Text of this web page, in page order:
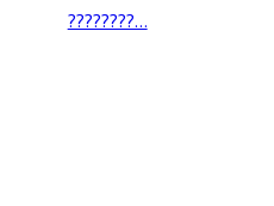
????????...